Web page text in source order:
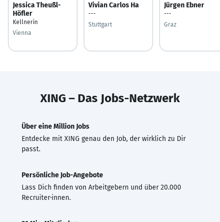
Jessica Theußl-
Höfler
Kellnerin
Vienna
Vivian Carlos Ha
---
Stuttgart
Jürgen Ebner
---
Graz
XING – Das Jobs-Netzwerk
Über eine Million Jobs
Entdecke mit XING genau den Job, der wirklich zu Dir
passt.
Persönliche Job-Angebote
Lass Dich finden von Arbeitgebern und über 20.000
Recruiter·innen.